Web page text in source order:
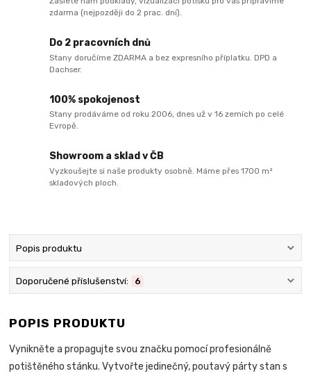
zdarma (nejpozději do 2 prac. dní).
Do 2 pracovních dnů
Stany doručíme ZDARMA a bez expresního příplatku. DPD a
Dachser.
100% spokojenost
Stany prodáváme od roku 2006, dnes už v 16 zemích po celé
Evropě.
Showroom a sklad v ČB
Vyzkoušejte si naše produkty osobně. Máme přes 1700 m²
skladových ploch.
Popis produktu
Doporučené příslušenství: 6
POPIS PRODUKTU
Vynikněte a propagujte svou značku pomocí profesionálně
potištěného stánku. Vytvořte jedinečný, poutavý párty stan s